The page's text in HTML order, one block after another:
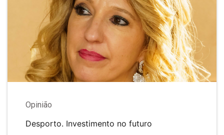
Opinião
Desporto. Investimento no futuro